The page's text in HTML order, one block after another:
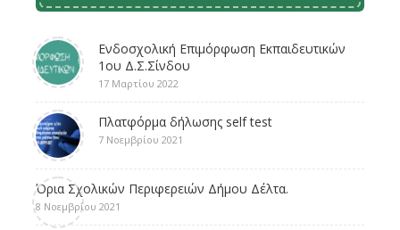
Ενδοσχολική Επιμόρφωση Εκπαιδευτικών
1ου Δ.Σ.Σίνδου
17 Μαρτίου 2022
Πλατφόρμα δήλωσης self test
7 Νοεμβρίου 2021
Όρια Σχολικών Περιφερειών Δήμου Δέλτα.
8 Νοεμβρίου 2021